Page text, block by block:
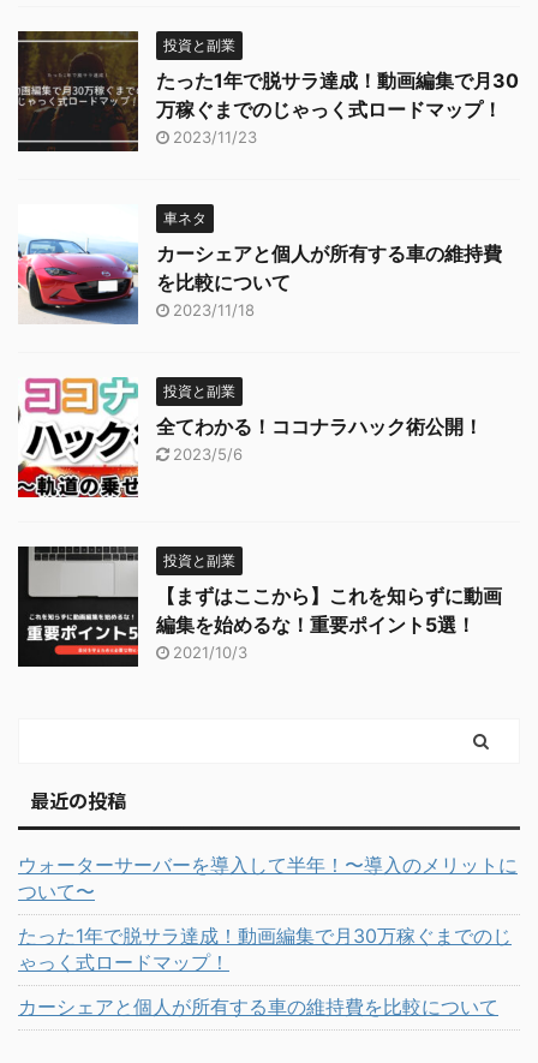
投資と副業
たった1年で脱サラ達成！動画編集で月30
万稼ぐまでのじゃっく式ロードマップ！
2023/11/23
車ネタ
カーシェアと個人が所有する車の維持費
を比較について
2023/11/18
投資と副業
全てわかる！ココナラハック術公開！
2023/5/6
投資と副業
【まずはここから】これを知らずに動画
編集を始めるな！重要ポイント5選！
2021/10/3
最近の投稿
ウォーターサーバーを導入して半年！〜導入のメリットに
ついて〜
たった1年で脱サラ達成！動画編集で月30万稼ぐまでのじ
ゃっく式ロードマップ！
カーシェアと個人が所有する車の維持費を比較について